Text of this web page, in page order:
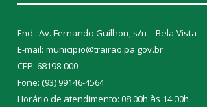
End.: Av. Fernando Guilhon, s/n – Bela Vista
E-mail: municipio@trairao.pa.gov.br
CEP: 68198-000
Fone: (93) 99146-4564
Horário de atendimento: 08:00h às 14:00h